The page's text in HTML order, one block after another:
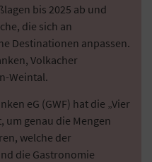
bis 2025 ab und
die sich an
Destinationen anpassen.
Volkacher
Weintal.
eG (GWF) hat die „Vier
um genau die Mengen
welche der
die Gastronomie